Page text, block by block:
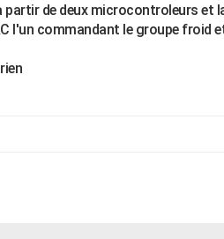
partir de deux microcontroleurs et
l'un commandant le groupe froid